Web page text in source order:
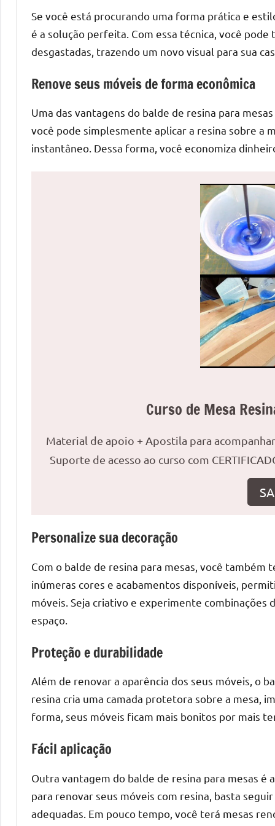
de
jantar
resina
inovadoras
mesas
resinadas.
Quer
esteja
à
procura
de
uma
mesa
redonda
para
reuniões
ou
de
para
8
que
precisa
para
peças
únicas.
Nosso
em
apresentar
as
Se você está procurando uma forma prática e
é a solução perfeita. Com essa técnica, você
desgastadas, trazendo um novo visual para sua
Renove seus móveis de forma econômica
Uma das vantagens do balde de resina para
você pode simplesmente aplicar a resina sobre a
instantâneo. Dessa forma, você economiza
Curso de Mesa
Material de apoio + Apostila para
Suporte de acesso ao curso com
Personalize sua decoração
Com o balde de resina para mesas, você também
inúmeras cores e acabamentos disponíveis,
móveis. Seja criativo e experimente
espaço.
Proteção e durabilidade
Além de renovar a aparência dos seus móveis, o
resina cria uma camada protetora sobre a mesa,
forma, seus móveis ficam mais bonitos por mais
Fácil aplicação
Outra vantagem do balde de resina para mesas é
para renovar seus móveis com resina, basta
adequadas. Em pouco tempo, você terá mesas